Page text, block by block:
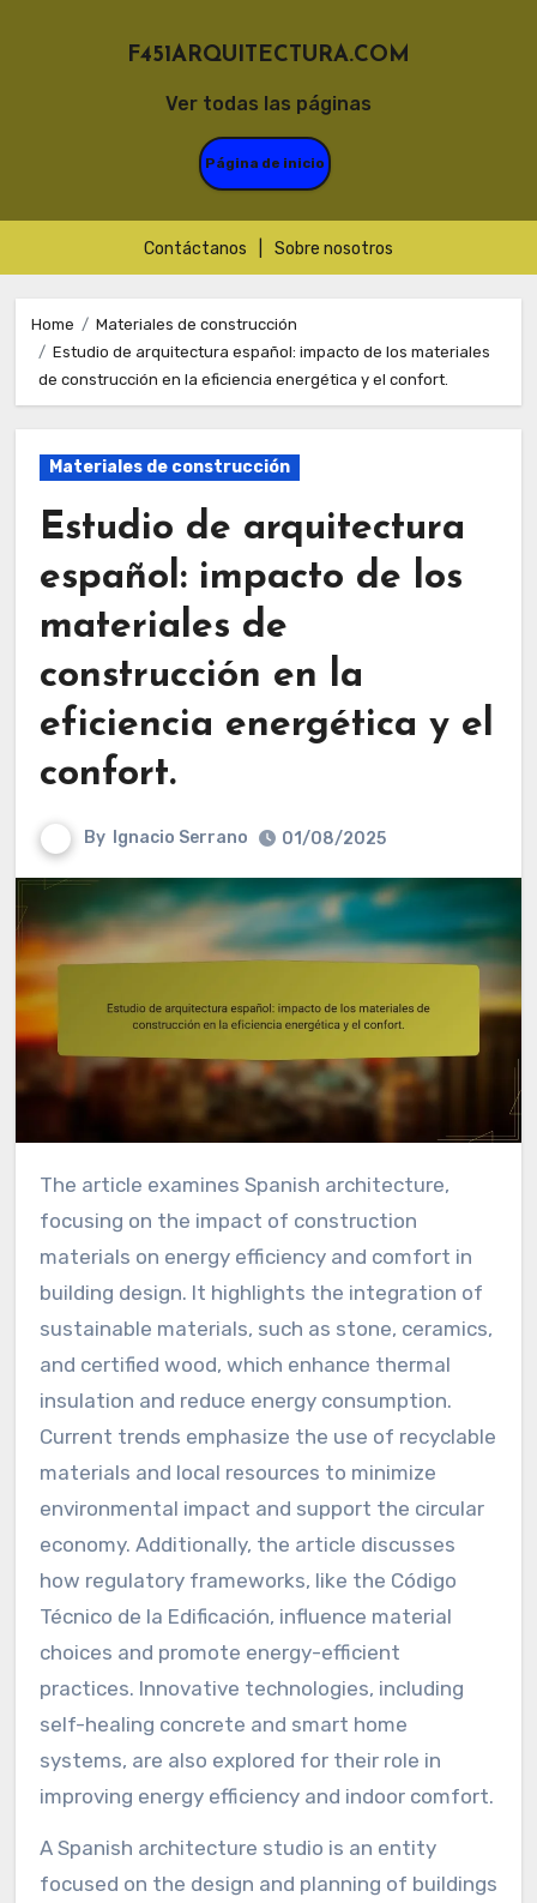
Ver todas las páginas
F451ARQUITECTURA.COM
Página de inicio
Contáctanos Sobre nosotros
content
Home
Materiales de construcción
Estudio de arquitectura español: impacto de los materiales
de construcción en la eficiencia energética y el confort.
Materiales de construcción
Estudio de arquitectura
español: impacto de los
materiales de
construcción en la
eficiencia energética y el
confort.
By Ignacio Serrano 01/08/2025
The article examines Spanish architecture,
focusing on the impact of construction
materials on energy efficiency and comfort in
building design. It highlights the integration of
sustainable materials, such as stone, ceramics,
and certified wood, which enhance thermal
insulation and reduce energy consumption.
Current trends emphasize the use of recyclable
materials and local resources to minimize
environmental impact and support the circular
economy. Additionally, the article discusses
how regulatory frameworks, like the Código
Técnico de la Edificación, influence material
choices and promote energy-efficient
practices. Innovative technologies, including
self-healing concrete and smart home
systems, are also explored for their role in
improving energy efficiency and indoor comfort.
A Spanish architecture studio is an entity
focused on the design and planning of buildings